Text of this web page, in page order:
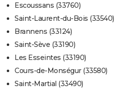
Escoussans (33760)
Saint-Laurent-du-Bois (33540)
Brannens (33124)
Saint-Sève (33190)
Les Esseintes (33190)
Cours-de-Monségur (33580)
Saint-Martial (33490)